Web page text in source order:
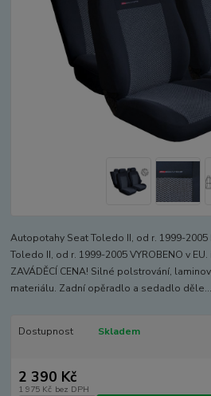
Autopotahy Seat Toledo II, od r. 1999-
Toledo II, od r. 1999-2005 VYROBENO v
ZAVÁDĚCÍ CENA! Silné polstrování,
materiálu. Zadní opěradlo a sedadlo děle...
Dostupnost Skladem
2 390 Kč
1 975 Kč bez DPH